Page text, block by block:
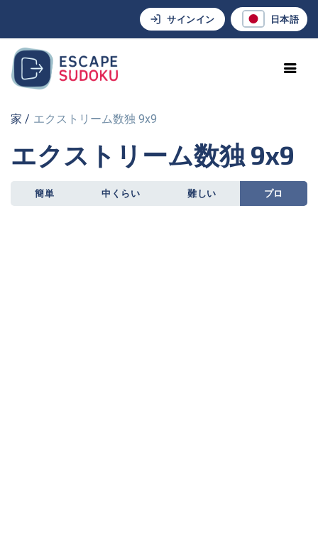
サインイン 日本語
家 エクストリーム数独 9x9
エクストリーム数独 9x9
簡単 中くらい 難しい プロ